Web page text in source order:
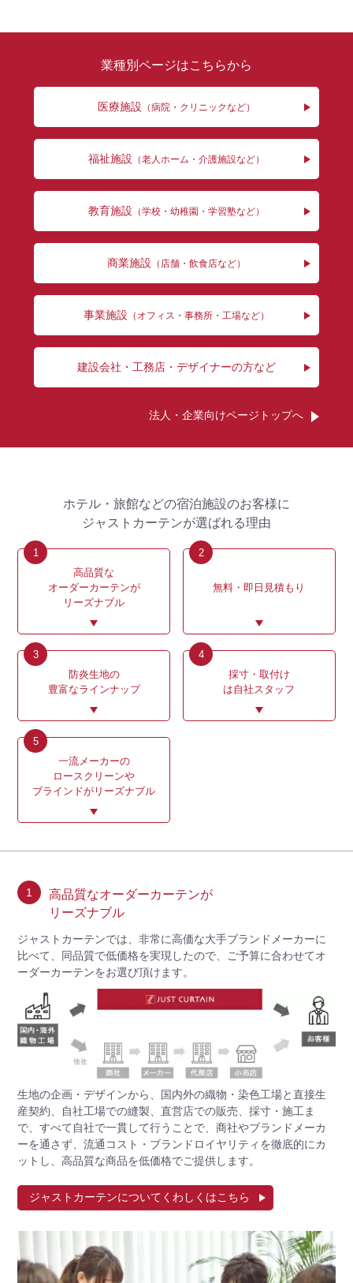
業種別ページはこちらから
医療施設 （病院・クリニックなど）
福祉施設 （老人ホーム・介護施設など）
教育施設 （学校・幼稚園・学習塾など）
商業施設 （店舗・飲食店など）
事業施設 （オフィス・事務所・工場など）
建設会社・工務店・ デザイナーの方など
法人・企業向けページトップへ
ホテル・旅館などの宿泊施設のお客様に
ジャストカーテンが選ばれる理由
高品質な
オーダーカーテンが
リーズナブル
無料・即日見積もり
防炎生地の
豊富なラインナップ
採寸・取付け
は自社スタッフ
一流メーカーの
ロースクリーンや
ブラインドがリーズナブル
1
高品質なオーダーカーテンが
リーズナブル
ジャストカーテンでは、非常に高価な大手ブランドメーカーに
比べて、同品質で低価格を実現したので、ご予算に合わせてオ
ーダーカーテンをお選び頂けます。
生地の企画・デザインから、国内外の織物・染色工場と直接生
産契約、自社工場での縫製、直営店での販売、採寸・施工ま
で、すべて自社で一貫して行うことで、商社やブランドメーカ
ーを通さず、流通コスト・ブランドロイヤリティを徹底的にカ
ットし、高品質な商品を低価格でご提供します。
ジャストカーテンについてくわしくはこちら